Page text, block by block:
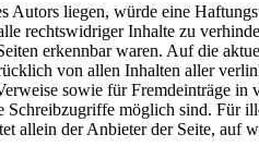
Autors liegen, würde eine
rechtswidriger Inhalte zu
erkennbar waren. Auf die
von allen Inhalten aller
sowie für Fremdeinträge in
möglich sind. Für
allein der Anbieter der Seite, auf